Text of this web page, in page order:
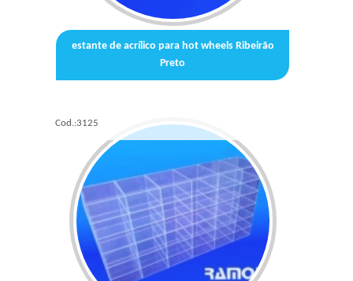
estante de acrílico para hot wheels Ribeirão
Preto
Cod.:3125